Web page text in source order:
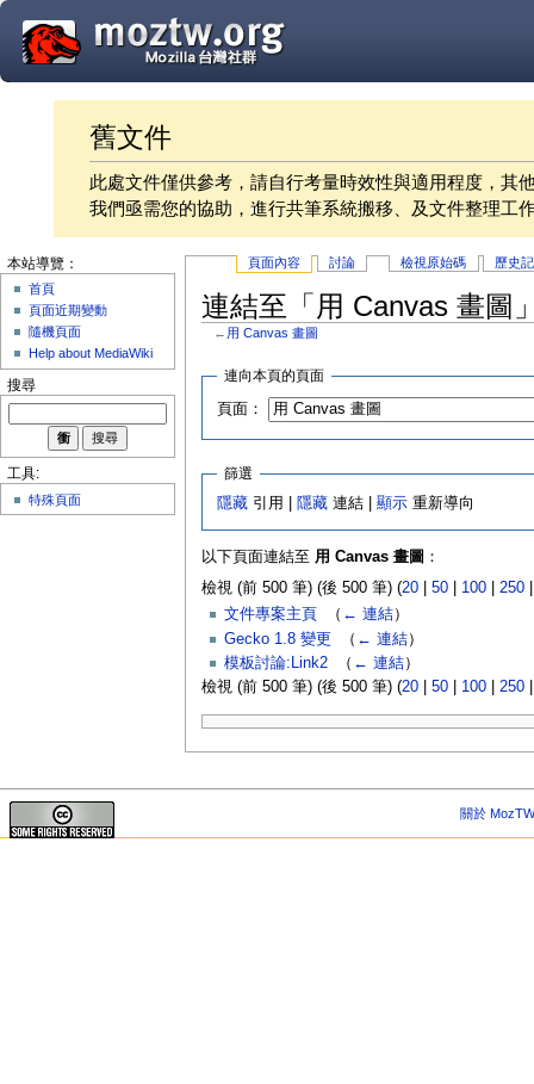
舊文件
此處文件僅供參考，請自行考量時效性與適用程度，其
我們亟需您的協助，進行共筆系統搬移、及文件整理工
頁面內容 討論 檢視原始碼 歷史
連結至「用 Canvas 畫圖
← 用 Canvas 畫圖
連向本頁的頁面
頁面：
篩選
隱藏 引用 | 隱藏 連結 |顯示 重新導向
以下頁面連結至 用 Canvas 畫圖 ：
檢視 (前 500 筆) (後 500 筆) (20| 50| 100| 250
文件專案主頁
（ ← 連結）
Gecko 1.8 變更
（ ← 連結）
模板討論:Link2‎ （ ← 連結）
檢視 (前 500 筆) (後 500 筆) (20| 50| 100| 250
本站導覽：
首頁
頁面近期變動
隨機頁面
Help about MediaWiki
搜尋
工具:
特殊頁面
關於